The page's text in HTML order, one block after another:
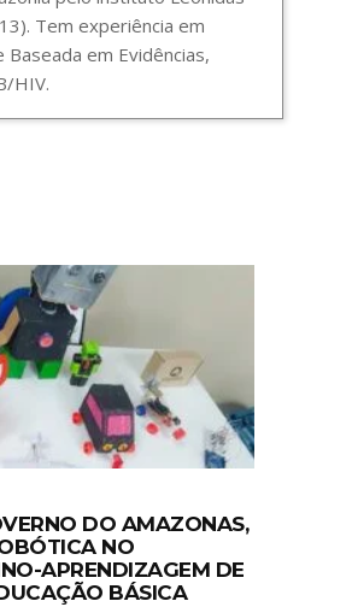
Tem experiência em
Baseada em Evidências,
HIV.
DO AMAZONAS,
NO
APRENDIZAGEM DE
BÁSICA